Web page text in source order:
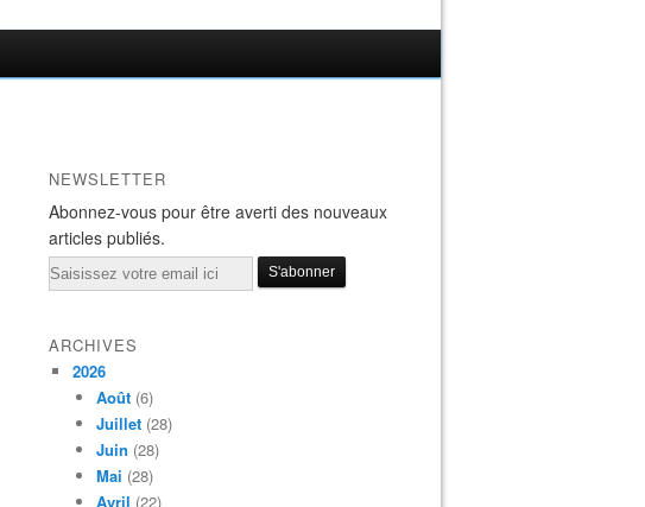
NEWSLETTER
Abonnez-vous pour être averti des nouveaux
articles publiés.
Email
ARCHIVES
2026
Août (6)
Juillet (28)
Juin (28)
Mai (28)
Avril (22)